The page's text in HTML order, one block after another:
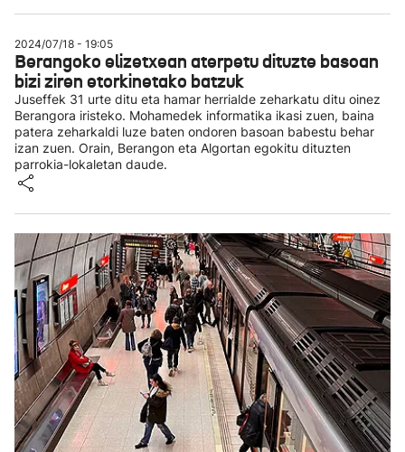
2024/07/18 - 19:05
Berangoko elizetxean aterpetu dituzte basoan
bizi ziren etorkinetako batzuk
Juseffek 31 urte ditu eta hamar herrialde zeharkatu ditu oinez
Berangora iristeko. Mohamedek informatika ikasi zuen, baina
patera zeharkaldi luze baten ondoren basoan babestu behar
izan zuen. Orain, Berangon eta Algortan egokitu dituzten
parrokia-lokaletan daude.